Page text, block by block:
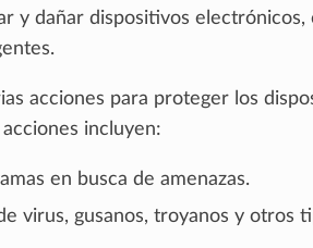
y dañar dispositivos electrónicos,
acciones para proteger los
incluyen:
en busca de amenazas.
virus, gusanos, troyanos y otros